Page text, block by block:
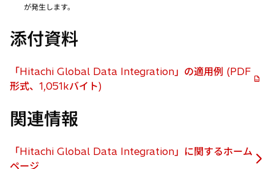
が発生します。
添付資料
「Hitachi Global Data Integration」の適用例 (PDF
形式、1,051kバイト)
関連情報
「Hitachi Global Data Integration」に関するホーム
ページ
新